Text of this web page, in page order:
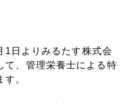
日よりみるたす株式会
て、管理栄養士による特
。